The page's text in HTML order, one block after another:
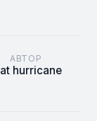
АВТОР
hurricane